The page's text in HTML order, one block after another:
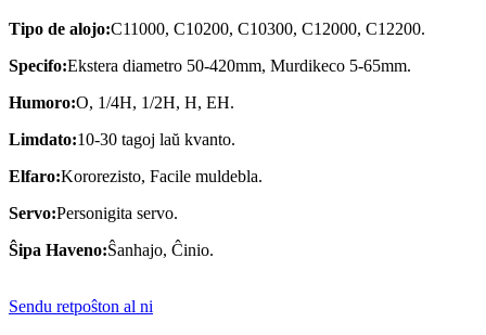
Tipo de alojo:C11000, C10200, C10300, C12000, C12200.
Specifo:Ekstera diametro 50-420mm, Murdikeco 5-65mm.
Humoro:O, 1/4H, 1/2H, H, EH.
Limdato:10-30 tagoj laŭ kvanto.
Elfaro:Kororezisto, Facile muldebla.
Servo:Personigita servo.
Ŝipa Haveno:Ŝanhajo, Ĉinio.
Sendu retpoŝton al ni